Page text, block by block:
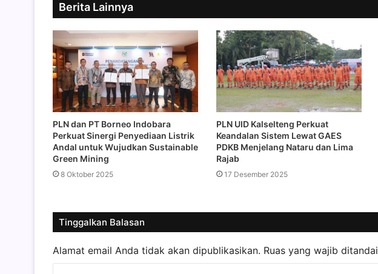
Berita Lainnya
PLN dan PT Borneo Indobara
Perkuat Sinergi Penyediaan Listrik
Andal untuk Wujudkan Sustainable
Green Mining
8 Oktober 2025
PLN UID Kalselteng Perkuat
Keandalan Sistem Lewat GAES
PDKB Menjelang Nataru dan Lima
Rajab
17 Desember 2025
Tinggalkan Balasan
Alamat email Anda tidak akan dipublikasikan. Ruas yang wajib ditandai